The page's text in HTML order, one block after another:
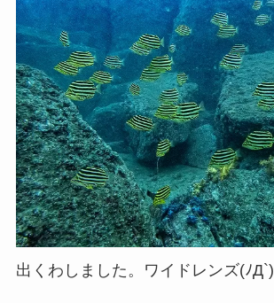
出くわしました。ワイドレンズ(ﾉД`)